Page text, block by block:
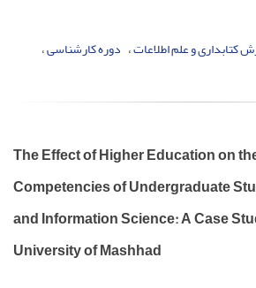
کتابداری و علم اطلاعات دوره‌ کارشناسی
The Effect of Higher Education on
Competencies of Undergraduate
and Information Science: A Case
University of Mashhad